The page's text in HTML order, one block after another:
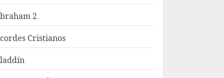
2
Cristianos